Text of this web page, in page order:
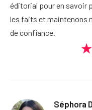
éditorial pour en savoir
les faits et maintenons
de confiance.
Séphora